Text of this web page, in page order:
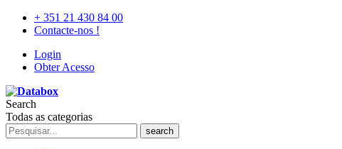
+ 351 21 430 84 00
Contacte-nos !
Login
Obter Acesso
Search
Todas as categorias
search